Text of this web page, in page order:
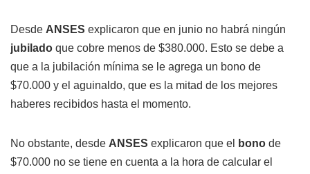
Desde ANSES explicaron que en junio no habrá ningún
jubilado que cobre menos de $380.000. Esto se debe a
que a la jubilación mínima se le agrega un bono de
$70.000 y el aguinaldo, que es la mitad de los mejores
haberes recibidos hasta el momento.
No obstante, desde ANSES explicaron que el bono de
$70.000 no se tiene en cuenta a la hora de calcular el